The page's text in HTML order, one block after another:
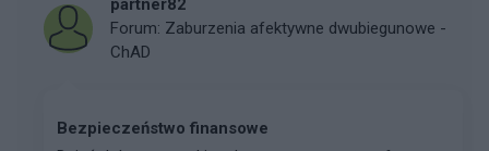
partner82
Forum: Zaburzenia afektywne dwubiegunowe -
ChAD
Bezpieczeństwo finansowe